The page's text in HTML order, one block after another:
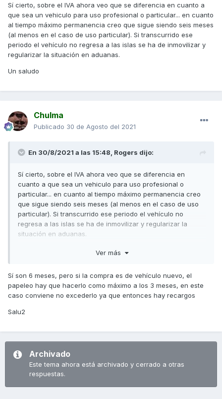
IVA) hacer todo el trámite del DUA
Salu2
Edito:
Mis últimos empadronamientos:
1999 Palma de Mallorca el trámite en el mismo día
2003 Barcelona el trámite en el mismo día
He visitado la web del ayuntamiento de Sant Josep y es
una vez aportada la documentación necesaria que creo
su nombre o declaración jurada de la persona que tenga
dicho contrato a su nombre justificando la residencia de la
misma
Sí cierto, sobre el IVA ahora veo que se diferencia en cuanto a
que sea un vehiculo para uso profesional o particular... en cuanto
al tiempo máximo permanencia creo que sigue siendo seis meses
(al menos en el caso de uso particular). Si transcurrido ese
periodo el vehículo no regresa a las islas se ha de inmovilizar y
regularizar la situación en aduanas.
Un saludo
Chulma
Publicado 30 de Agosto del 2021
En 30/8/2021 a las 15:48, Rogers dijo:
Sí cierto, sobre el IVA ahora veo que se diferencia en
cuanto a que sea un vehiculo para uso profesional o
particular... en cuanto al tiempo máximo permanencia creo
que sigue siendo seis meses (al menos en el caso de uso
particular). Si transcurrido ese periodo el vehículo no
regresa a las islas se ha de inmovilizar y regularizar la
situación en aduanas.
Ver más
Sí son 6 meses, pero si la compra es de vehículo nuevo, el
papeleo hay que hacerlo como máximo a los 3 meses, en este
caso conviene no excederlo ya que entonces hay recargos
Salu2
Archivado
Este tema ahora está archivado y cerrado a otras
respuestas.